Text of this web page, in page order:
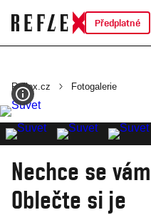
Předplatné
Reflex.cz Fotogalerie
Nechce se
Oblečte si je